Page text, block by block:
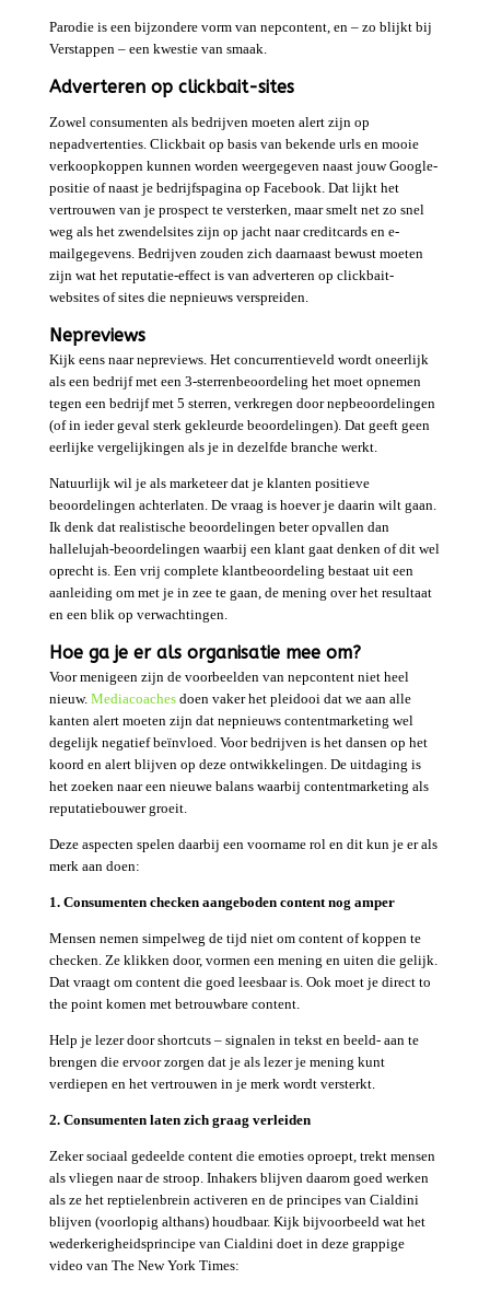
Parodie is een bijzondere vorm van nepcontent, en – zo blijkt bij
Verstappen – een kwestie van smaak.
Adverteren op clickbait-sites
Zowel consumenten als bedrijven moeten alert zijn op
nepadvertenties. Clickbait op basis van bekende urls en mooie
verkoopkoppen kunnen worden weergegeven naast jouw Google-
positie of naast je bedrijfspagina op Facebook. Dat lijkt het
vertrouwen van je prospect te versterken, maar smelt net zo snel
weg als het zwendelsites zijn op jacht naar creditcards en e-
mailgegevens. Bedrijven zouden zich daarnaast bewust moeten
zijn wat het reputatie-effect is van adverteren op clickbait-
websites of sites die nepnieuws verspreiden.
Nepreviews
Kijk eens naar nepreviews. Het concurrentieveld wordt oneerlijk
als een bedrijf met een 3-sterrenbeoordeling het moet opnemen
tegen een bedrijf met 5 sterren, verkregen door nepbeoordelingen
(of in ieder geval sterk gekleurde beoordelingen). Dat geeft geen
eerlijke vergelijkingen als je in dezelfde branche werkt.
Natuurlijk wil je als marketeer dat je klanten positieve
beoordelingen achterlaten. De vraag is hoever je daarin wilt gaan.
Ik denk dat realistische beoordelingen beter opvallen dan
hallelujah-beoordelingen waarbij een klant gaat denken of dit wel
oprecht is. Een vrij complete klantbeoordeling bestaat uit een
aanleiding om met je in zee te gaan, de mening over het resultaat
en een blik op verwachtingen.
Hoe ga je er als organisatie mee om?
Voor menigeen zijn de voorbeelden van nepcontent niet heel
nieuw. Mediacoachesdoen vaker het pleidooi dat we aan alle
kanten alert moeten zijn dat nepnieuws contentmarketing wel
degelijk negatief beïnvloed. Voor bedrijven is het dansen op het
koord en alert blijven op deze ontwikkelingen. De uitdaging is
het zoeken naar een nieuwe balans waarbij contentmarketing als
reputatiebouwer groeit.
Deze aspecten spelen daarbij een voorname rol en dit kun je er als
merk aan doen:
1. Consumenten checken aangeboden content nog amper
Mensen nemen simpelweg de tijd niet om content of koppen te
checken. Ze klikken door, vormen een mening en uiten die gelijk.
Dat vraagt om content die goed leesbaar is. Ook moet je direct to
the point komen met betrouwbare content.
Help je lezer door shortcuts – signalen in tekst en beeld- aan te
brengen die ervoor zorgen dat je als lezer je mening kunt
verdiepen en het vertrouwen in je merk wordt versterkt.
2. Consumenten laten zich graag verleiden
Zeker sociaal gedeelde content die emoties oproept, trekt mensen
als vliegen naar de stroop. Inhakers blijven daarom goed werken
als ze het reptielenbrein activeren en de principes van Cialdini
blijven (voorlopig althans) houdbaar. Kijk bijvoorbeeld wat het
wederkerigheidsprincipe van Cialdini doet in deze grappige
video van The New York Times: